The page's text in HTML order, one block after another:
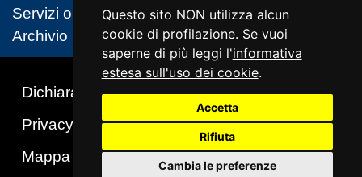
Questo sito NON utilizza alcun
cookie di profilazione. Se vuoi
saperne di più leggi l'informativa
estesa sull'uso dei cookie.
Accetta
Rifiuta
Cambia le preferenze
Servizi on-line (MIM)
Archivio
Dichiarazione di accessibilità
Privacy & Cookies Policy
Note legali
Mappa del sito
Cambio preferenze cookie